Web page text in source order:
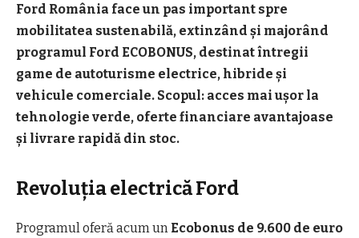
Ford România face un pas important spre
mobilitatea sustenabilă, extinzând și majorând
programul Ford ECOBONUS, destinat întregii
game de autoturisme electrice, hibride și
vehicule comerciale. Scopul: acces mai ușor la
tehnologie verde, oferte financiare avantajoase
și livrare rapidă din stoc.
Revoluția electrică Ford
Programul oferă acum un Ecobonus de 9.600 de euro